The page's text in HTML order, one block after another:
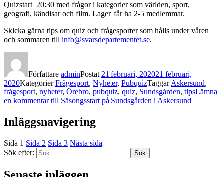
Quizstart 20:30 med frågor i kategorier som världen, sport,
geografi, kändisar och film. Lagen får ha 2-5 medlemmar.
Skicka gärna tips om quiz och frågesporter som hålls under våren
och sommaren till info@svarsdepartementet.se.
Författare adminPostat 21 februari, 202021 februari,
2020KategorierFrågesport, Nyheter, PubquizTaggarAskersund,
frågesport, nyheter, Örebro, pubquiz, quiz, Sundsgården, tipsLämna
en kommentartill Säsongsstart på Sundsgården i Askersund
Inläggsnavigering
Sida 1 Sida 2 Sida 3 Nästa sida
Sök efter:
Sök